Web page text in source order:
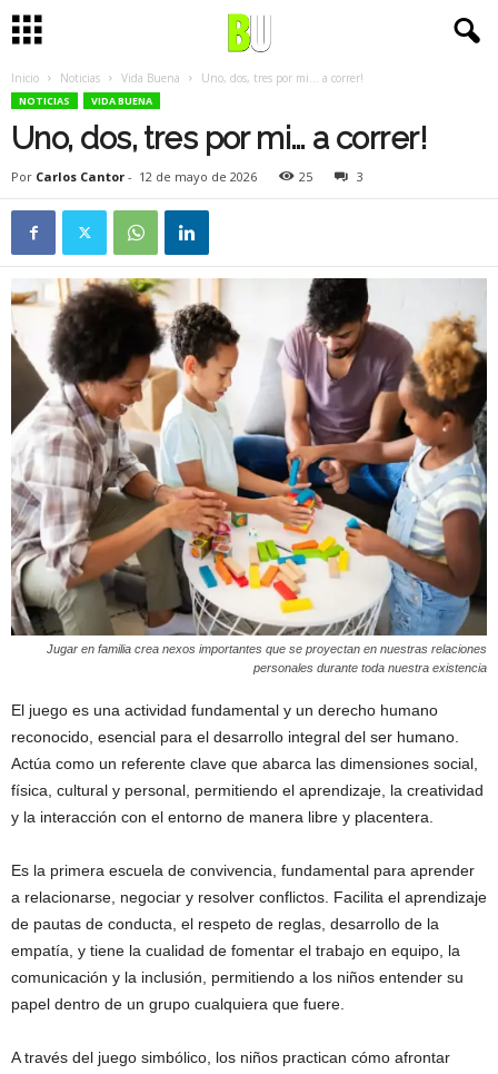
Inicio Noticias Vida Buena Uno, dos, tres por mi… a correr!
NOTICIAS VIDA BUENA
Uno, dos, tres por mi… a correr!
Por Carlos Cantor - 12 de mayo de 2026 25 3
Jugar en familia crea nexos importantes que se proyectan en nuestras relaciones
personales durante toda nuestra existencia
El juego es una actividad fundamental y un derecho humano
reconocido, esencial para el desarrollo integral del ser humano.
Actúa como un referente clave que abarca las dimensiones social,
física, cultural y personal, permitiendo el aprendizaje, la creatividad
y la interacción con el entorno de manera libre y placentera.
Es la primera escuela de convivencia, fundamental para aprender
a relacionarse, negociar y resolver conflictos. Facilita el aprendizaje
de pautas de conducta, el respeto de reglas, desarrollo de la
empatía, y tiene la cualidad de fomentar el trabajo en equipo, la
comunicación y la inclusión, permitiendo a los niños entender su
papel dentro de un grupo cualquiera que fuere.
A través del juego simbólico, los niños practican cómo afrontar